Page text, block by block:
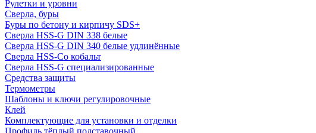
Рулетки и уровни
Сверла, буры
Буры по бетону и кирпичу SDS+
Сверла HSS-G DIN 338 белые
Сверла HSS-G DIN 340 белые удлинённые
Сверла HSS-Co кобальт
Сверла HSS-G специализированные
Средства защиты
Термометры
Шаблоны и ключи регулировочные
Клей
Комплектующие для установки и отделки
Профиль тёплый подставочный